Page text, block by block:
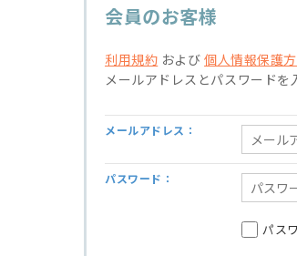
会員のお客様
利用規約 および個人情報保護
メールアドレスとパスワードを
メールアドレス：
パスワード：
パス